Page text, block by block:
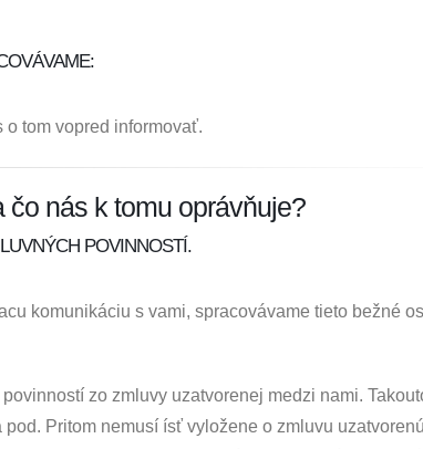
tom vopred informovať.
nás k tomu oprávňuje?
POVINNOSTÍ.
komunikáciu s vami, spracovávame tieto bežné
zo zmluvy uzatvorenej medzi nami.
Pritom nemusí ísť vyložene o zmluvu